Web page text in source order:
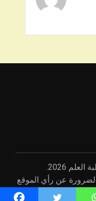
2026.
عن رأي الموقع
عن رأي مصادرها.